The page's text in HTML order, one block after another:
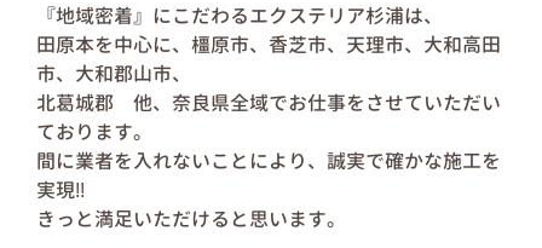
『地域密着』にこだわるエクステリア杉浦は、
田原本を中心に、橿原市、香芝市、天理市、大和高田
市、大和郡山市、
北葛城郡 他、奈良県全域でお仕事をさせていただい
ております。
間に業者を入れないことにより、誠実で確かな施工を
実現!!
きっと満足いただけると思います。